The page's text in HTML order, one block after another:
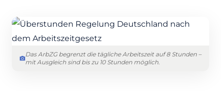
Das ArbZG begrenzt die tägliche Arbeitszeit auf 8 Stunden –
mit Ausgleich sind bis zu 10 Stunden möglich.